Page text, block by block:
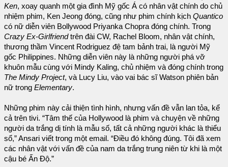
Ken, xoay quanh một gia đình Mỹ gốc Á có nhân vật chính do chủ
nhiệm phim, Ken Jeong đóng, cũng như phim chính kịch Quantico
có nữ diễn viên Bollywood Priyanka Chopra đóng chính. Trong
Crazy Ex-Girlfriendtrên đài CW, Rachel Bloom, nhân vật chính,
thương thầm Vincent Rodriguez đệ tam bảnh trai, là người Mỹ
gốc Philippines. Những diễn viên này là những người phá vỡ
khuôn mẫu cùng với Mindy Kaling, chủ nhiệm và đóng chính trong
The Mindy Project, và Lucy Liu, vào vai bác sĩ Watson phiên bản
nữ trong Elementary.
Những phim này cải thiện tình hình, nhưng vấn đề vẫn lan tỏa, kể
cả trên tivi. “Tâm thế của Hollywood là phim và chuyện về những
người da trắng dị tính là mẫu số, tất cả những người khác là thiểu
sổ,” Ansari viết trong một email. “Điều đó không đúng. Tôi đã xem
các nhân vật với vấn đề của nam da trắng trung niên từ khi là một
cậu bé Ấn Độ.”